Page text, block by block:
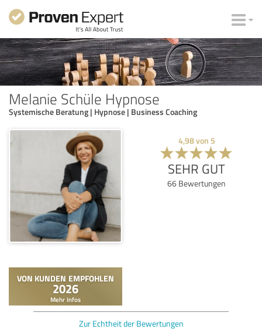
Melanie Schüle Hypnose
Systemische Beratung | Hypnose | Business Coaching
4,98von 5
SEHR GUT
66 Bewertungen
Zur Echtheit der Bewertungen